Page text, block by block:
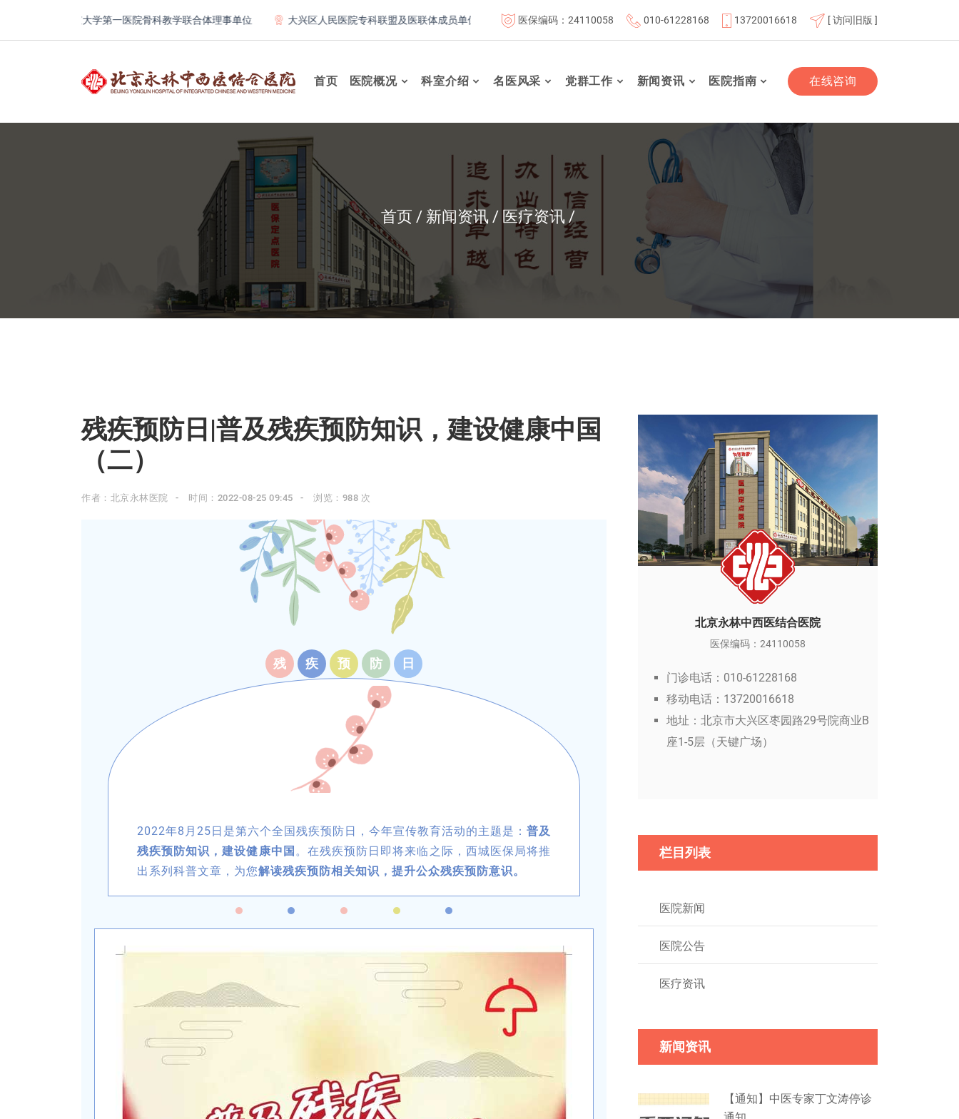
北京大学第一医院骨科教学联合体理事单位 大兴区人民医院专科联盟及医联体成员单位 首都医科大学附属北京康复医院联体成员单位 北京航天总医院联体成员单位
医保编码：24110058 010-61228168 13720016618 [ 访问旧版 ]
首页 医院概况 科室介绍 名医风采 党群工作 新闻资讯 医院指南 在线咨询
首页 新闻资讯 医疗资讯
残疾预防日|普及残疾预防知识，建设健康中国
（二）
作者：北京永林医院 时间：2022-08-25 09:45 浏览：988 次
残 疾 预 防 日
2022年8月25日是第六个全国残疾预防日，今年宣传教育活动的主题是：普及
残疾预防知识，建设健康中国 。在残疾预防日即将来临之际，西城医保局将推
出系列科普文章，为您解读残疾预防相关知识，提升公众残疾预防意识。
北京永林中西医结合医院
医保编码：24110058
门诊电话：010-61228168
移动电话：13720016618
地址：北京市大兴区枣园路29号院商业B
座1-5层（天键广场）
栏目列表
医院新闻
医院公告
医疗资讯
新闻资讯
【通知】中医专家丁文涛停诊